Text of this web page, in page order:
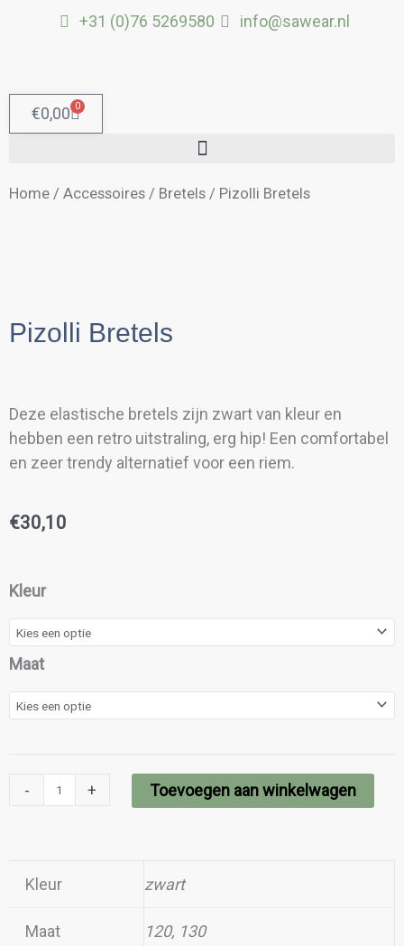
+31 (0)76 5269580 info@sawear.nl
€0,00 0
Winkelwagen
Home / Accessoires / Bretels / Pizolli Bretels
Pizolli Bretels
Deze elastische bretels zijn zwart van kleur en
hebben een retro uitstraling, erg hip! Een comfortabel
en zeer trendy alternatief voor een riem.
€30,10
Kleur
Maat
-
Pizolli
aantal
+ Toevoegen aan winkelwagen
Kleur zwart
Maat 120, 130